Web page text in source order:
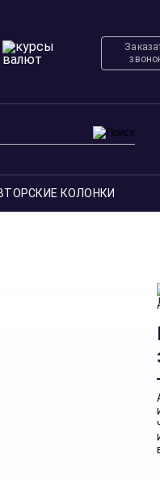
КОЛОНКИ